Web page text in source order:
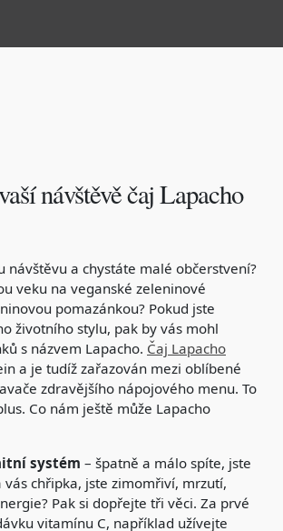
návštěvě čaj Lapacho
návštěvu a chystáte malé občerstvení?
veku na veganské zeleninové
pomazánkou? Pokud jste
životního stylu, pak by vás mohl
s názvem Lapacho. Čaj Lapacho
a je tudíž zařazován mezi oblíbené
zdravějšího nápojového menu. To
Co nám ještě může Lapacho
systém – špatně a málo spíte, jste
vás chřipka, jste zimomřiví, mrzutí,
Pak si dopřejte tři věci. Za prvé
vitamínu C, například užívejte